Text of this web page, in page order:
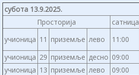
субота 13.9.2025.
Просторија
сатница
учионица 11 приземље лево 11:00
учионица 29 приземље десно 09:00
учионица 13 приземље лево 09:00